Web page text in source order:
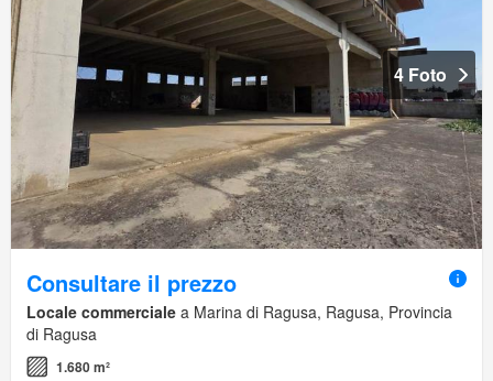
4 Foto
Consultare il prezzo
Locale commerciale a Marina di Ragusa, Ragusa, Provincia
di Ragusa
1.680 m²